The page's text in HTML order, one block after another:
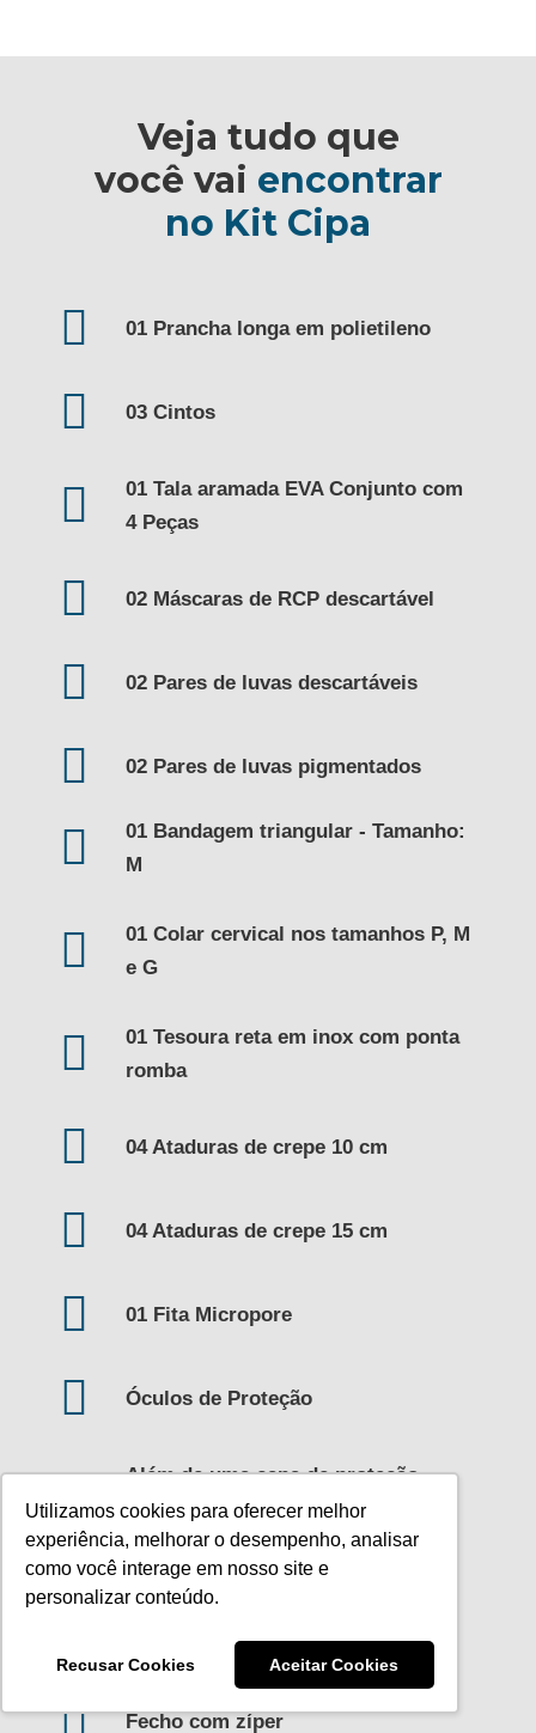
Utilizamos cookies para oferecer melhor
experiência, melhorar o desempenho, analisar
como você interage em nosso site e
personalizar conteúdo.
Recusar Cookies Aceitar Cookies
Veja tudo que
você vai encontrar
no Kit Cipa
01 Prancha longa em polietileno
03 Cintos
01 Tala aramada EVA Conjunto com
4 Peças
02 Máscaras de RCP descartável
02 Pares de luvas descartáveis
02 Pares de luvas pigmentados
01 Bandagem triangular - Tamanho:
M
01 Colar cervical nos tamanhos P, M
e G
01 Tesoura reta em inox com ponta
romba
04 Ataduras de crepe 10 cm
04 Ataduras de crepe 15 cm
01 Fita Micropore
Óculos de Proteção
Além de uma capa de proteção
confeccionada em tecido 100%
poliamida com duplo tecido
01 Capa para proteção; Forração
interna em cartão
Fecho com zíper